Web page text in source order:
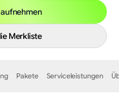
Merkliste
Pakete Serviceleistungen